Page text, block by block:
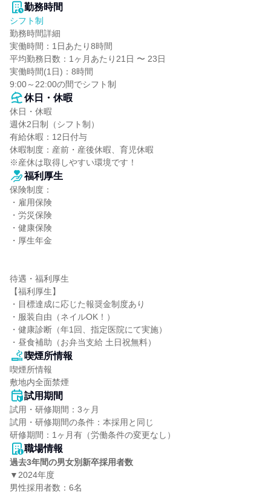
勤務時間
シフト制
勤務時間詳細
実働時間：1日あたり8時間
平均勤務日数：1ヶ月あたり21日 〜 23日
実働時間(1日)：8時間
9:00～22:00の間でシフト制
休日・休暇
休日・休暇
週休2日制（シフト制）
有給休暇：12日付与
休暇制度：産前・産後休暇、育児休暇
※産休は取得しやすい環境です！
福利厚生
保険制度：
・雇用保険
・労災保険
・健康保険
・厚生年金
待遇・福利厚生
【福利厚生】
・目標達成に応じた報奨金制度あり
・服装自由（ネイルOK！）
・健康診断（年1回、指定医院にて実施）
・昼食補助（お弁当支給 土日祝無料）
喫煙所情報
喫煙所情報
敷地内全面禁煙
試用期間
試用・研修期間：3ヶ月
試用・研修期間の条件：本採用と同じ
職場情報
過去3年間の男女別新卒採用者数
▼2024年度
男性採用者数：6名